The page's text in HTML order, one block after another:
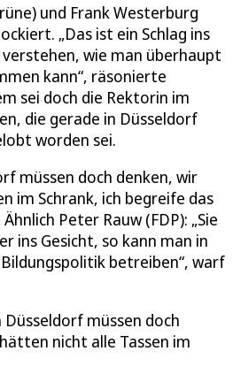
und Frank Westerburg
„Das ist ein Schlag ins
verstehen, wie man überhaupt
kann“, räsonierte
sei doch die Rektorin im
die gerade in Düsseldorf
worden sei.
müssen doch denken, wir
im Schrank, ich begreife das
Peter Rauw (FDP): „Sie
ins Gesicht, so kann man in
betreiben“, warf
Düsseldorf müssen doch
nicht alle Tassen im